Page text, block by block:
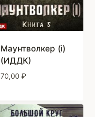
Маунтволкер (i)
(ИДДК)
70,00 ₽